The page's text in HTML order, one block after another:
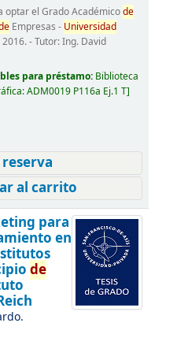
optar el Grado Académicode
Empresas - Universidad
- Tutor: Ing. David
para préstamo: Biblioteca
ADM0019 P116a Ej.1 T
al carrito
para
en
de